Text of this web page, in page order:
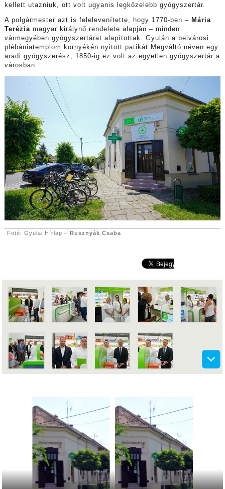
kellett utazniuk, ott volt ugyanis legközelebb gyógyszertár.
A polgármester azt is felelevenítette, hogy 1770-ben – Mária
Teréziamagyar királynő rendelete alapján – minden
vármegyében gyógyszertárat alapítottak. Gyulán a belvárosi
plébániatemplom környékén nyitott patikát Megváltó néven egy
aradi gyógyszerész, 1850-ig ez volt az egyetlen gyógyszertár a
városban.
Fotó: Gyulai Hírlap – Rusznyák Csaba